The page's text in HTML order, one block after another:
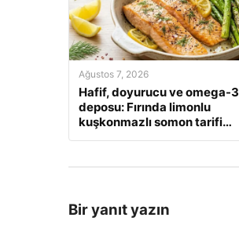
Ağustos 7, 2026
Hafif, doyurucu ve omega-3
deposu: Fırında limonlu
kuşkonmazlı somon tarifi…
Bir yanıt yazın